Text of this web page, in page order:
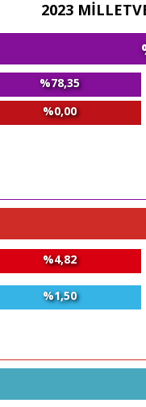
2023
%78,35
%0,00
%4,82
%1,50